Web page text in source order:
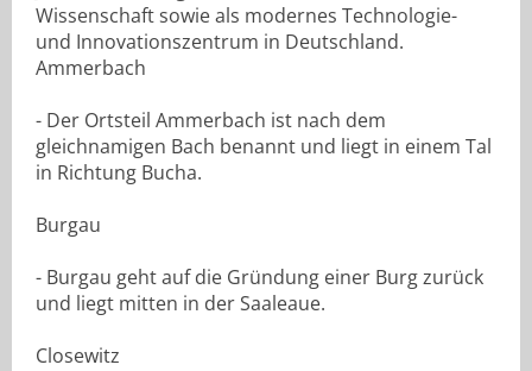
Wissenschaft sowie als modernes Technologie-
und Innovationszentrum in Deutschland.
Ammerbach
- Der Ortsteil Ammerbach ist nach dem
gleichnamigen Bach benannt und liegt in einem Tal
in Richtung Bucha.
Burgau
- Burgau geht auf die Gründung einer Burg zurück
und liegt mitten in der Saaleaue.
Closewitz